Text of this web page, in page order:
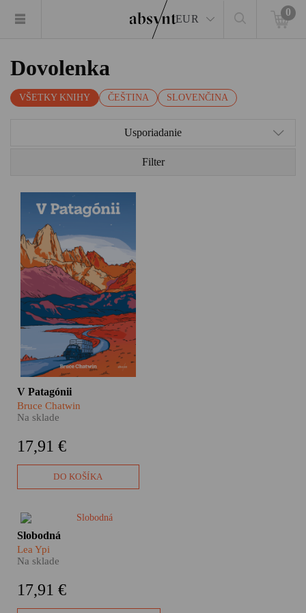
EUR
0
Dovolenka
VŠETKY KNIHY ČEŠTINA SLOVENČINA
Usporiadanie
Filter
​Tam, kde končia všetky
cesty, začína sa krajina
legiend ležiaca na hranici
reality a sna. Legendárny
britský spisovateľ Bruce
Chatwin sa vydáva na
dobrodružnú púť do srdca
Patagónie – zeme mýtov,
vyhnancov, zázrakov
prírody a ľudí, ktorí sa
sem utiahli pred zvyškom
sveta. Výsledkom je kniha
V Patagónii, jeden z
najpopulárnejších
V Patagónii
Bruce Chatwin
Na sklade
17,91 €
DO KOŠÍKA
Čo je to sloboda? Ľahká
otázka, však? Ale odpoveď
taká jednoduchá nie je. Lea Ypi
sa ju rozhodla pohľadať vo
keď sa v jej rodnom Albánsku
Slobodná
Lea Ypi
Na sklade
17,91 €